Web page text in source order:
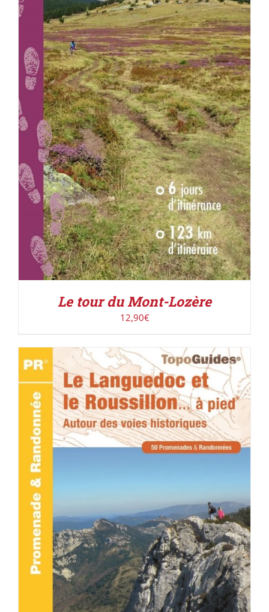
AJOUTER AU PANIER DÉTAILS
Le tour du Mont-Lozère
12,90€
ACHETER LE PRODUIT / DÉTAILS